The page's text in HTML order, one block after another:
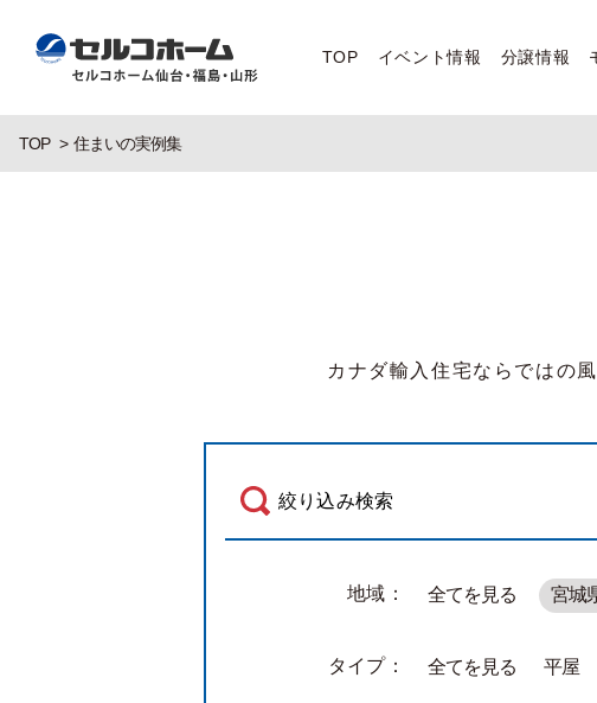
TOP イベント情報 分譲情報
TOP 住まいの実例集
カナダ輸入住宅ならではの
絞り込み検索
地域： 全てを見る 宮城
タイプ： 全てを見る 平屋